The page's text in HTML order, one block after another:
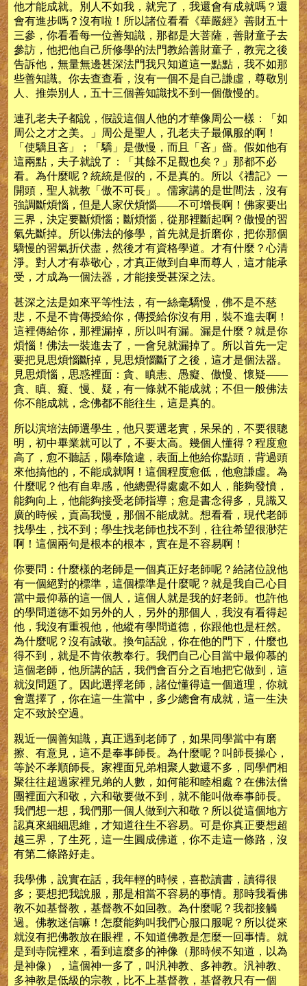
他才能成就。別人不如我，就完了，我還會有成就嗎？還
會有進步嗎？沒有啦！所以諸位看看《華嚴經》善財五十
三參，你看看每一位善知識，那都是大菩薩，善財童子去
參訪，他把他自己所修學的法門教給善財童子，教完之後
告訴他，無量無邊甚深法門我只知道這一點點，我不如那
些善知識。你去查查看，沒有一個不是自己謙虛，尊敬別
人、推崇別人，五十三個善知識找不到一個傲慢的。
連孔老夫子都說，假設這個人他的才華像周公一樣：「如
周公之才之美。」周公是聖人，孔老夫子最佩服的啊！
「使驕且吝」；「驕」是傲慢，而且「吝」嗇。假如他有
這兩點，夫子就說了：「其餘不足觀也矣？」那都不必
看。為什麼呢？統統是假的，不是真的。所以《禮記》一
開頭，聖人就教「傲不可長」。儒家講的是世間法，沒有
強調斷煩惱，但是人家伏煩惱——不可增長啊！佛家要出
三界，決定要斷煩惱；斷煩惱，從那裡斷起啊？傲慢的習
氣先斷掉。所以佛法的修學，首先就是折磨你，把你那個
驕慢的習氣折伏盡，然後才有資格學道。才有什麼？心清
淨。對人才有恭敬心，才真正做到自卑而尊人，這才能承
受，才成為一個法器，才能接受甚深之法。
甚深之法是如來平等性法，有一絲毫驕慢，佛不是不慈
悲，不是不肯傳授給你，傳授給你沒有用，裝不進去啊！
這裡傳給你，那裡漏掉，所以叫有漏。漏是什麼？就是你
煩惱！佛法一裝進去了，一會兒就漏掉了。所以首先一定
要把見思煩惱斷掉，見思煩惱斷了之後，這才是個法器。
見思煩惱，思惑裡面：貪、瞋恚、愚癡、傲慢、懷疑——
貪、瞋、癡、慢、疑，有一條就不能成就；不但一般佛法
你不能成就，念佛都不能往生，這是真的。
所以演培法師選學生，他只要選老實，呆呆的，不要很聰
明，初中畢業就可以了，不要太高。幾個人懂得？程度愈
高了，愈不聽話，陽奉陰違，表面上他給你點頭，背過頭
來他搞他的，不能成就啊！這個程度愈低，他愈謙虛。為
什麼呢？他有自卑感，他總覺得處處不如人，能夠發憤，
能夠向上，他能夠接受老師指導；愈是書念得多，見識又
廣的時候，貢高我慢，那個不能成就。想看看，現代老師
找學生，找不到；學生找老師也找不到，往往希望很渺茫
啊！這個兩句是根本的根本，實在是不容易啊！
你要問：什麼樣的老師是一個真正好老師呢？給諸位說他
有一個絕對的標準，這個標準是什麼呢？就是我自己心目
當中最仰慕的這一個人，這個人就是我的好老師。也許他
的學問道德不如另外的人，另外的那個人，我沒有看得起
他，我沒有重視他，他縱有學問道德，你跟他也是枉然。
為什麼呢？沒有誠敬。換句話說，你在他的門下，什麼也
得不到，就是不肯依教奉行。我們自己心目當中最仰慕的
這個老師，他所講的話，我們會百分之百地把它做到，這
就沒問題了。因此選擇老師，諸位懂得這一個道理，你就
會選擇了，你在這一生當中，多少總會有成就，這一生決
定不致於空過。
親近一個善知識，真正遇到老師了，如果同學當中有磨
擦、有意見，這不是奉事師長。為什麼呢？叫師長操心，
等於不孝順師長。家裡面兄弟相聚人數還不多，同學們相
聚往往超過家裡兄弟的人數，如何能和睦相處？在佛法僧
團裡面六和敬，六和敬要做不到，就不能叫做奉事師長。
我們想一想，我們那一個人做到六和敬？所以從這個地方
認真來細細思維，才知道往生不容易。可是你真正要想超
越三界，了生死，這一生圓成佛道，你不走這一條路，沒
有第二條路好走。
我學佛，說實在話，我年輕的時候，喜歡讀書，讀得很
多；要想把我說服，那是相當不容易的事情。那時我看佛
教不如基督教，基督教不如回教。為什麼呢？我都接觸
過。佛教迷信嘛！怎麼能夠叫我們心服口服呢？所以從來
就沒有把佛教放在眼裡，不知道佛教是怎麼一回事情。就
是到寺院裡來，看到這麼多的神像（那時候不知道，以為
是神像），這個神一多了，叫汎神教、多神教。汎神教、
多神教是低級的宗教，比不上基督教，基督教只有一個